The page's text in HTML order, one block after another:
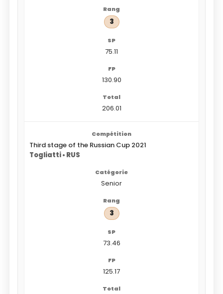
3
75.11
130.90
206.01
Third stage of the Russian Cup 2021
Togliatti • RUS
Senior
3
73.46
125.17